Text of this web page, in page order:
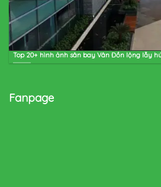
Top 20+ hình ảnh sân bay Vân Đồn lộng lẫy
Fanpage